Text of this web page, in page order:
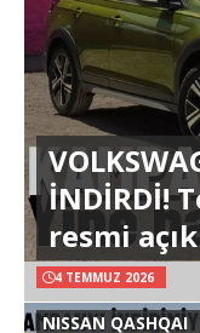
İNDİRDİ!
resmi
4 TEMMUZ 2026
NISSAN QASHQAI